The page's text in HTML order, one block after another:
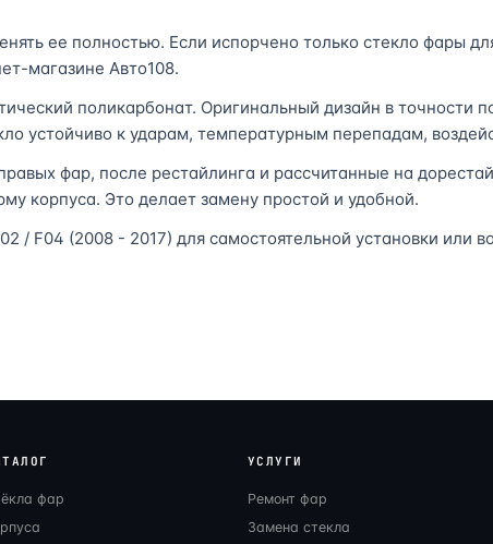
ее полностью. Если испорчено только стекло фары
магазине Авто108.
поликарбонат. Оригинальный дизайн в точности
устойчиво к ударам, температурным перепадам,
фар, после рестайлинга и рассчитанные на
корпуса. Это делает замену простой и удобной.
/ F04 (2008 - 2017) для самостоятельной установки или
фар
УСЛУГИ
Ремонт фар
Замена стекла